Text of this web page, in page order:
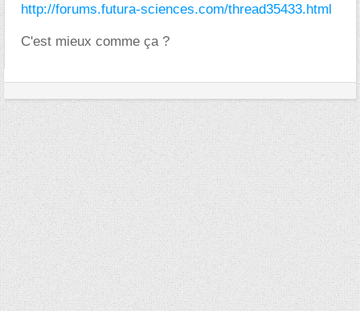
http://forums.futura-sciences.com/thread35433.html
C'est mieux comme ça ?